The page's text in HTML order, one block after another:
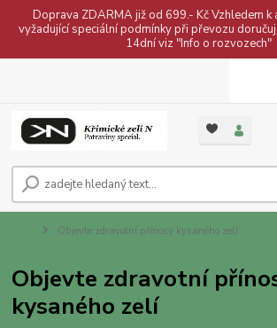
Doprava ZDARMA již od 699.- Kč Vzhledem k
vyžadující speciální podmínky při převozu
14dní viz "Info o rozvozech"
Objevte zdravotní přínosy kysaného zelí
Objevte zdravotní
kysaného zelí